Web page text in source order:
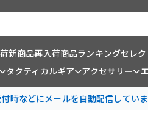
新商品再入荷商品ランキングセレ
タクティカルギア アクセサリー
時などにメールを自動配信して